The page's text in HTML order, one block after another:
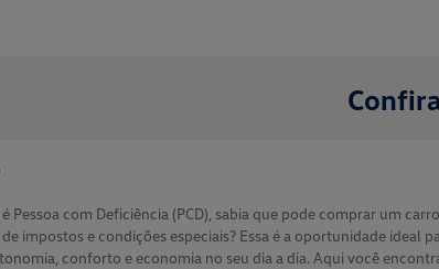
é Pessoa com Deficiência (PCD), sabia que pode comprar um
impostos e condições especiais? Essa é a oportunidade ideal
conforto e economia no seu dia a dia. Aqui você